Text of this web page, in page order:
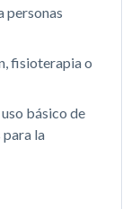
personas
fisioterapia o
básico de
la